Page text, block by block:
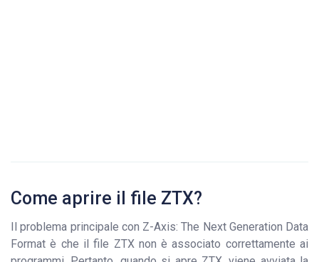
Come aprire il file ZTX?
Il problema principale con Z-Axis: The Next Generation Data
Format è che il file ZTX non è associato correttamente ai